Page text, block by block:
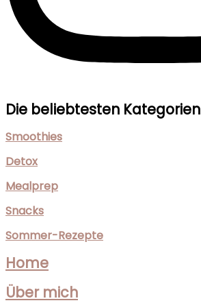
Die beliebtesten Kategorien
Smoothies
Detox
Mealprep
Snacks
Sommer-Rezepte
Home
Über mich